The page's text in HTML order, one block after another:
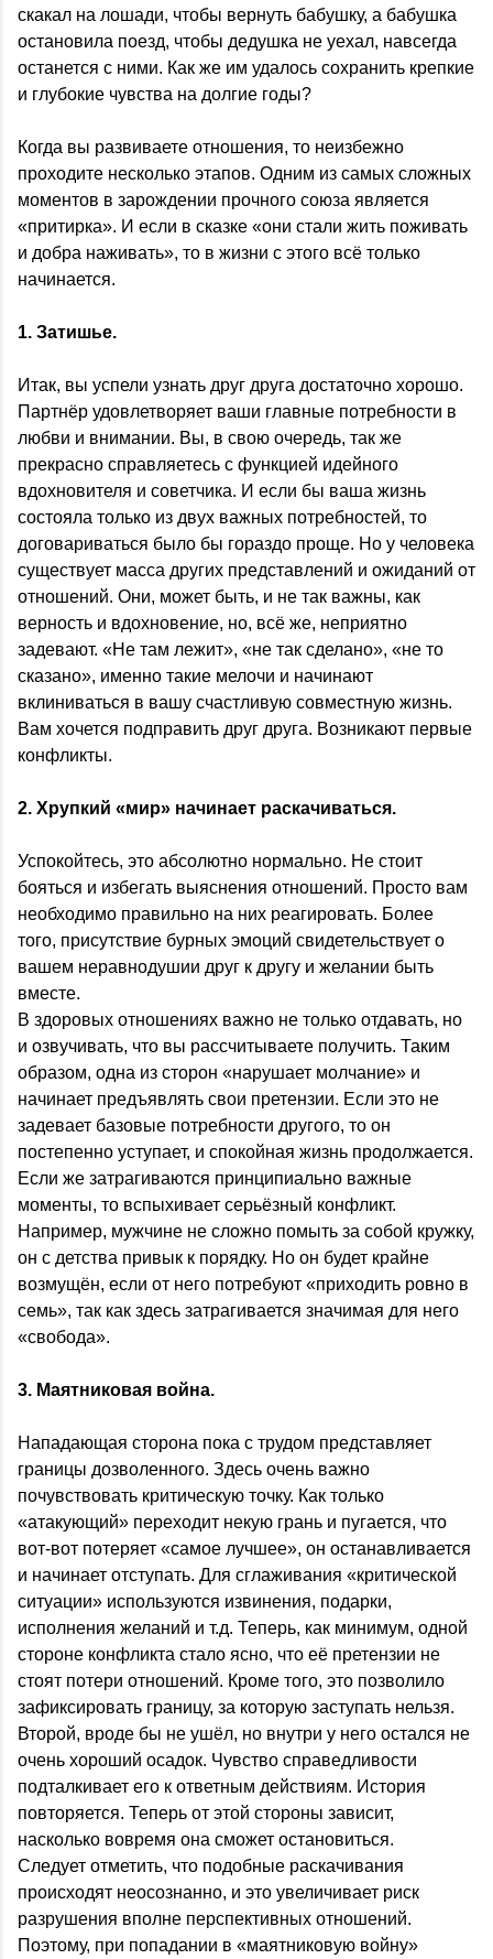
скакал на лошади, чтобы вернуть бабушку, а бабушка
остановила поезд, чтобы дедушка не уехал, навсегда
останется с ними. Как же им удалось сохранить крепкие
и глубокие чувства на долгие годы?
Когда вы развиваете отношения, то неизбежно
проходите несколько этапов. Одним из самых сложных
моментов в зарождении прочного союза является
«притирка». И если в сказке «они стали жить поживать
и добра наживать», то в жизни с этого всё только
начинается.
1. Затишье.
Итак, вы успели узнать друг друга достаточно хорошо.
Партнёр удовлетворяет ваши главные потребности в
любви и внимании. Вы, в свою очередь, так же
прекрасно справляетесь с функцией идейного
вдохновителя и советчика. И если бы ваша жизнь
состояла только из двух важных потребностей, то
договариваться было бы гораздо проще. Но у человека
существует масса других представлений и ожиданий от
отношений. Они, может быть, и не так важны, как
верность и вдохновение, но, всё же, неприятно
задевают. «Не там лежит», «не так сделано», «не то
сказано», именно такие мелочи и начинают
вклиниваться в вашу счастливую совместную жизнь.
Вам хочется подправить друг друга. Возникают первые
конфликты.
2. Хрупкий «мир» начинает раскачиваться.
Успокойтесь, это абсолютно нормально. Не стоит
бояться и избегать выяснения отношений. Просто вам
необходимо правильно на них реагировать. Более
того, присутствие бурных эмоций свидетельствует о
вашем неравнодушии друг к другу и желании быть
вместе.
В здоровых отношениях важно не только отдавать, но
и озвучивать, что вы рассчитываете получить. Таким
образом, одна из сторон «нарушает молчание» и
начинает предъявлять свои претензии. Если это не
задевает базовые потребности другого, то он
постепенно уступает, и спокойная жизнь продолжается.
Если же затрагиваются принципиально важные
моменты, то вспыхивает серьёзный конфликт.
Например, мужчине не сложно помыть за собой кружку,
он с детства привык к порядку. Но он будет крайне
возмущён, если от него потребуют «приходить ровно в
семь», так как здесь затрагивается значимая для него
«свобода».
3. Маятниковая война.
Нападающая сторона пока с трудом представляет
границы дозволенного. Здесь очень важно
почувствовать критическую точку. Как только
«атакующий» переходит некую грань и пугается, что
вот-вот потеряет «самое лучшее», он останавливается
и начинает отступать. Для сглаживания «критической
ситуации» используются извинения, подарки,
исполнения желаний и т.д. Теперь, как минимум, одной
стороне конфликта стало ясно, что её претензии не
стоят потери отношений. Кроме того, это позволило
зафиксировать границу, за которую заступать нельзя.
Второй, вроде бы не ушёл, но внутри у него остался не
очень хороший осадок. Чувство справедливости
подталкивает его к ответным действиям. История
повторяется. Теперь от этой стороны зависит,
насколько вовремя она сможет остановиться.
Следует отметить, что подобные раскачивания
происходят неосознанно, и это увеличивает риск
разрушения вполне перспективных отношений.
Поэтому, при попадании в «маятниковую войну»